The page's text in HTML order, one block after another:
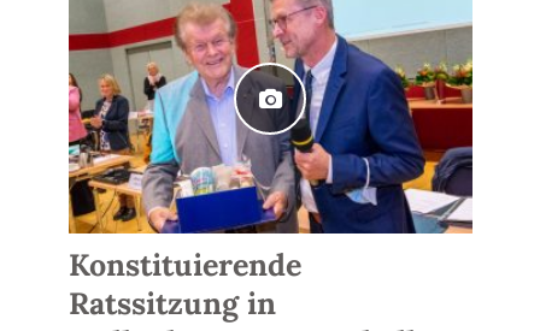
Konstituierende
Ratssitzung in